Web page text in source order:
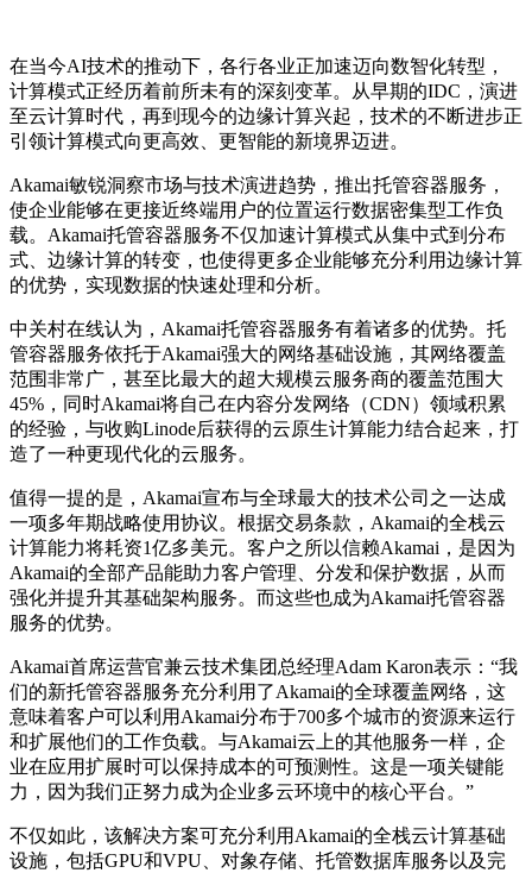
在当今AI技术的推动下，各行各业正加速迈向数智化转型，
计算模式正经历着前所未有的深刻变革。从早期的IDC，演进
至云计算时代，再到现今的边缘计算兴起，技术的不断进步正
引领计算模式向更高效、更智能的新境界迈进。
Akamai敏锐洞察市场与技术演进趋势，推出托管容器服务，
使企业能够在更接近终端用户的位置运行数据密集型工作负
载。Akamai托管容器服务不仅加速计算模式从集中式到分布
式、边缘计算的转变，也使得更多企业能够充分利用边缘计算
的优势，实现数据的快速处理和分析。
中关村在线认为，Akamai托管容器服务有着诸多的优势。托
管容器服务依托于Akamai强大的网络基础设施，其网络覆盖
范围非常广，甚至比最大的超大规模云服务商的覆盖范围大
45%，同时Akamai将自己在内容分发网络（CDN）领域积累
的经验，与收购Linode后获得的云原生计算能力结合起来，打
造了一种更现代化的云服务。
值得一提的是，Akamai宣布与全球最大的技术公司之一达成
一项多年期战略使用协议。根据交易条款，Akamai的全栈云
计算能力将耗资1亿多美元。客户之所以信赖Akamai，是因为
Akamai的全部产品能助力客户管理、分发和保护数据，从而
强化并提升其基础架构服务。而这些也成为Akamai托管容器
服务的优势。
Akamai首席运营官兼云技术集团总经理Adam Karon表示：“我
们的新托管容器服务充分利用了Akamai的全球覆盖网络，这
意味着客户可以利用Akamai分布于700多个城市的资源来运行
和扩展他们的工作负载。与Akamai云上的其他服务一样，企
业在应用扩展时可以保持成本的可预测性。这是一项关键能
力，因为我们正努力成为企业多云环境中的核心平台。”
不仅如此，该解决方案可充分利用Akamai的全栈云计算基础
设施，包括GPU和VPU、对象存储、托管数据库服务以及完